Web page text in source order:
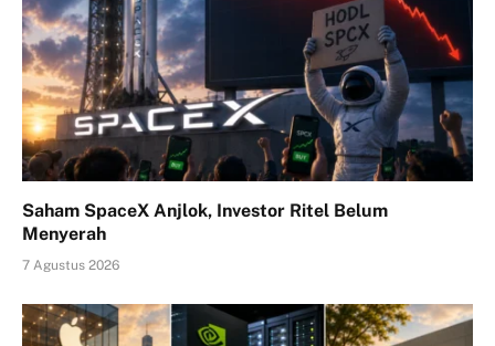
Saham SpaceX Anjlok, Investor Ritel Belum
Menyerah
7 Agustus 2026